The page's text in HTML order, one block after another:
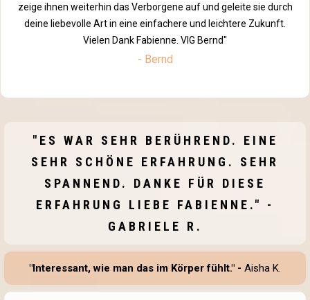
zeige ihnen weiterhin das Verborgene auf und geleite sie durch
deine liebevolle Art in eine einfachere und leichtere Zukunft.
Vielen Dank Fabienne. VlG Bernd"
- Bernd
"ES WAR SEHR BERÜHREND. EINE
SEHR SCHÖNE ERFAHRUNG. SEHR
SPANNEND. DANKE FÜR DIESE
ERFAHRUNG LIEBE FABIENNE." -
GABRIELE R.
"Interessant, wie man das im Körper fühlt." - Aisha K.